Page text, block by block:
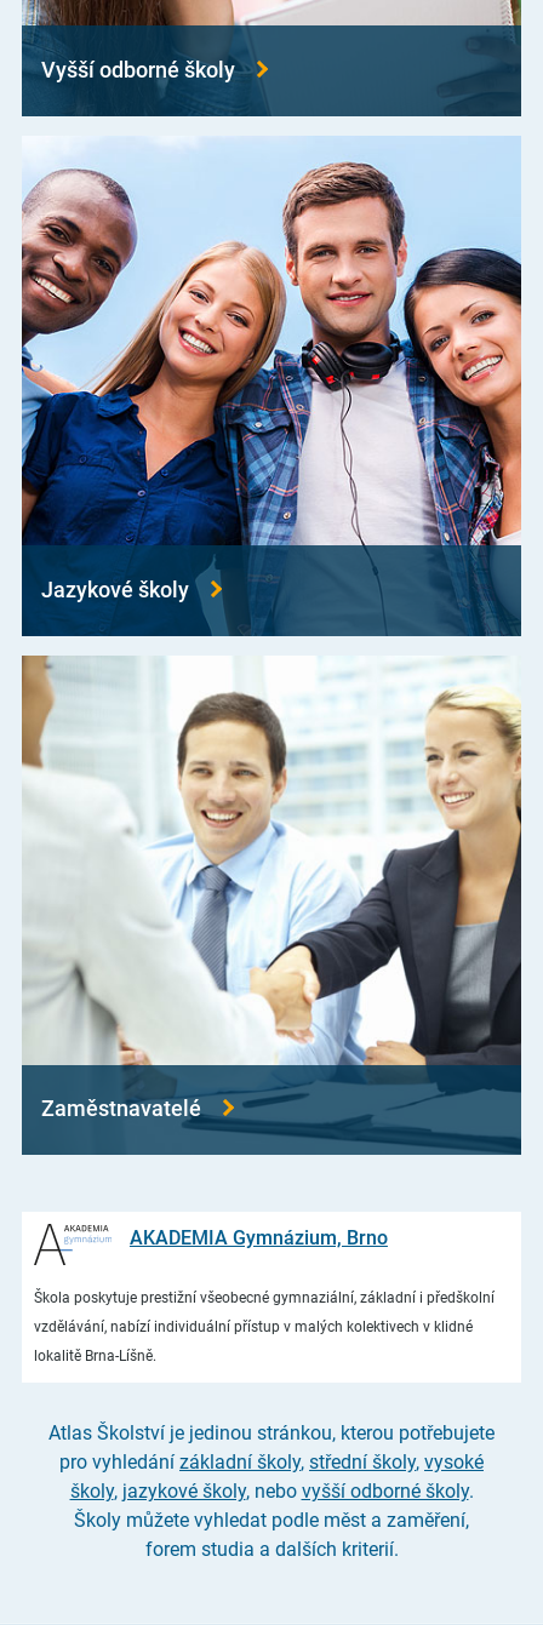
Vyšší odborné školy
Jazykové školy
Zaměstnavatelé
AKADEMIA Gymnázium, Brno
Škola poskytuje prestižní všeobecné gymnaziální, základní i předškolní
vzdělávání, nabízí individuální přístup v malých kolektivech v klidné
lokalitě Brna-Líšně.
Atlas Školství je jedinou stránkou, kterou potřebujete
pro vyhledání základní školy, střední školy, vysoké
školy, jazykové školy, nebo vyšší odborné školy.
Školy můžete vyhledat podle měst a zaměření,
forem studia a dalších kriterií.